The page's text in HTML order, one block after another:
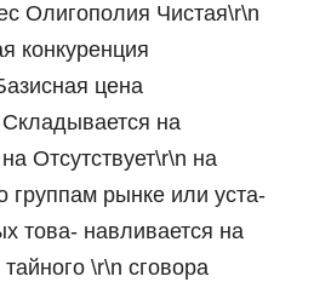
Олигополия Чистая\r\n
конкуренция
цена
на
Отсутствует\r\n на
группам рынке или уста-
това- навливается на
\r\n сговора